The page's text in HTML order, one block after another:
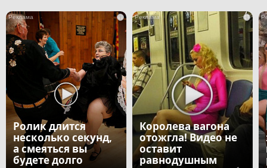
i
Ролик длится
несколько секунд,
а смеяться вы
будете долго
i
Королева вагона
отожгла! Видео не
оставит
равнодушным